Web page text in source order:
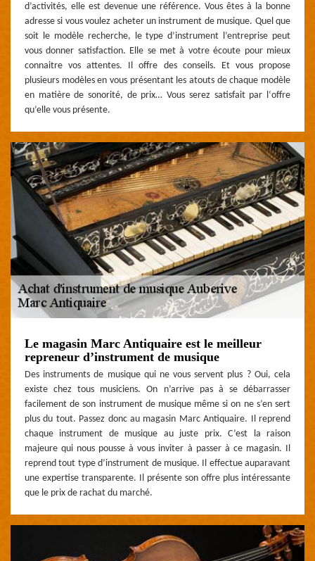
d’activités, elle est devenue une référence. Vous êtes à la bonne
adresse si vous voulez acheter un instrument de musique. Quel que
soit le modèle recherche, le type d’instrument l’entreprise peut
vous donner satisfaction. Elle se met à votre écoute pour mieux
connaitre vos attentes. Il offre des conseils. Et vous propose
plusieurs modèles en vous présentant les atouts de chaque modèle
en matière de sonorité, de prix… Vous serez satisfait par l‘offre
qu’elle vous présente.
Le magasin Marc Antiquaire est le meilleur
repreneur d’instrument de musique
Des instruments de musique qui ne vous servent plus ? Oui, cela
existe chez tous musiciens. On n’arrive pas à se débarrasser
facilement de son instrument de musique même si on ne s’en sert
plus du tout. Passez donc au magasin Marc Antiquaire. Il reprend
chaque instrument de musique au juste prix. C’est la raison
majeure qui nous pousse à vous inviter à passer à ce magasin. Il
reprend tout type d’instrument de musique. Il effectue auparavant
une expertise transparente. Il présente son offre plus intéressante
que le prix de rachat du marché.